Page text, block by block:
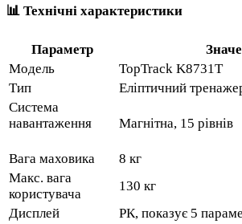
📊 Технічні характеристики
Параметр
Модель
TopTrack K8731T
Тип
Еліптичний
Система
навантаження
Магнітна, 15 рівнів
Вага маховика
8 кг
Макс. вага
користувача
130 кг
Дисплей
РК, показує 5